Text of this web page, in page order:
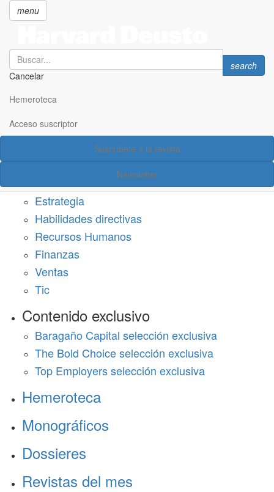
principal
menu
Search
Cancelar
Search
search
Hemeroteca
Acceso suscriptor
Suscríbete a la revista
Newsletter
Acceso suscriptor
Estrategia
Habilidades directivas
Recursos Humanos
Finanzas
Ventas
Tic
Contenido exclusivo
Baragaño Capital selección exclusiva
The Bold Choice selección exclusiva
Top Employers selección exclusiva
Hemeroteca
Monográficos
Dossieres
Revistas del mes